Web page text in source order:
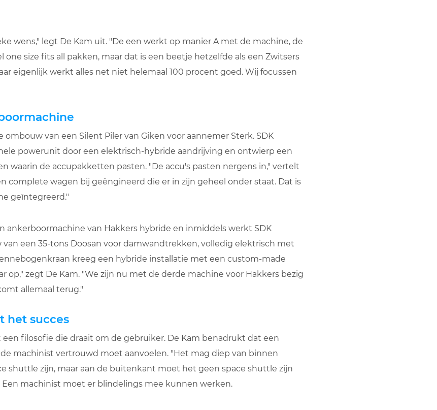
wens," legt De Kam uit. "De een werkt op manier A met de machine, de
one size fits all pakken, maar dat is een beetje hetzelfde als een Zwitsers
eigenlijk werkt alles net niet helemaal 100 procent goed. Wij focussen
ombouw van een Silent Piler van Giken voor aannemer Sterk. SDK
powerunit door een elektrisch-hybride aandrijving en ontwierp een
waarin de accupakketten pasten. "De accu's pasten nergens in," vertelt
complete wagen bij geëngineerd die er in zijn geheel onder staat. Dat is
geïntegreerd."
ankerboormachine van Hakkers hybride en inmiddels werkt SDK
een 35-tons Doosan voor damwandtrekken, volledig elektrisch met
kreeg een hybride installatie met een custom-made
op," zegt De Kam. "We zijn nu met de derde machine voor Hakkers bezig
allemaal terug."
het succes
filosofie die draait om de gebruiker. De Kam benadrukt dat een
machinist vertrouwd moet aanvoelen. "Het mag diep van binnen
shuttle zijn, maar aan de buitenkant moet het geen space shuttle zijn
machinist moet er blindelings mee kunnen werken.